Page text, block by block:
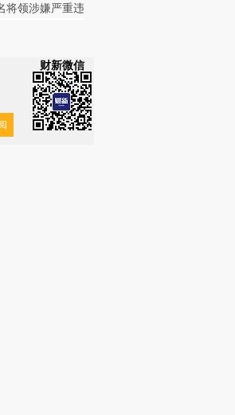
将领涉嫌严重违
财新微信